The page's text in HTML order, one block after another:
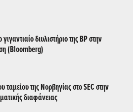
διυλιστήριο της BP στην
(Βloomberg)
ταμείου της Νορβηγίας στο SEC στην
διαφάνειας